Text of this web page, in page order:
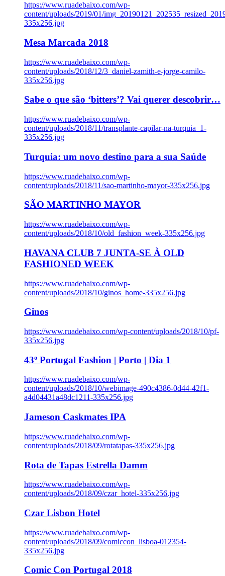
https://www.ruadebaixo.com/wp-
content/uploads/2019/01/
335x256.jpg
Mesa Marcada 2018
https://www.ruadebaixo.com/wp-
content/uploads/2018/12/3_daniel-zamith-e-jorge-camilo-
335x256.jpg
Sabe o que são ‘bitters’? Vai querer descobrir…
https://www.ruadebaixo.com/wp-
content/uploads/2018/11/transplante-capilar-na-turquia_1-
335x256.jpg
Turquia: um novo destino para a sua Saúde
https://www.ruadebaixo.com/wp-
content/uploads/2018/11/sao-martinho-mayor-335x256.jpg
SÃO MARTINHO MAYOR
https://www.ruadebaixo.com/wp-
content/uploads/2018/10/old_fashion_week-335x256.jpg
HAVANA CLUB 7 JUNTA-SE À OLD
FASHIONED WEEK
https://www.ruadebaixo.com/wp-
content/uploads/2018/10/ginos_home-335x256.jpg
Ginos
https://www.ruadebaixo.com/wp-content/uploads/2018/10/pf-
335x256.jpg
43º Portugal Fashion | Porto | Dia 1
https://www.ruadebaixo.com/wp-
content/uploads/2018/10/webimage-490c4386-0d44-42f1-
a4d04431a48dc1211-335x256.jpg
Jameson Caskmates IPA
https://www.ruadebaixo.com/wp-
content/uploads/2018/09/rotatapas-335x256.jpg
Rota de Tapas Estrella Damm
https://www.ruadebaixo.com/wp-
content/uploads/2018/09/czar_hotel-335x256.jpg
Czar Lisbon Hotel
https://www.ruadebaixo.com/wp-
content/uploads/2018/09/comiccon_lisboa-012354-
335x256.jpg
Comic Con Portugal 2018